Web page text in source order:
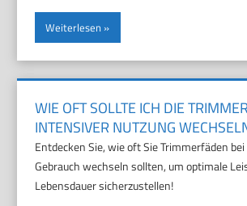
Weiterlesen
WIE OFT SOLLTE ICH DIE
INTENSIVER NUTZUNG
Entdecken Sie, wie oft Sie Trimmerfäden
Gebrauch wechseln sollten, um optimale
Lebensdauer sicherzustellen!